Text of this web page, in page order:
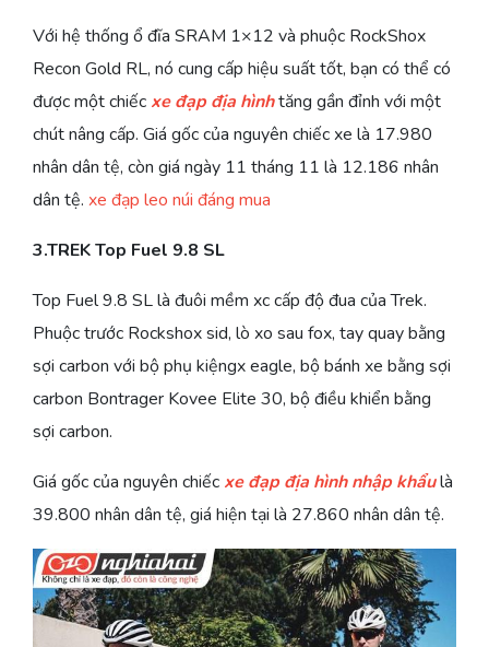
Với hệ thống ổ đĩa SRAM 1×12 và phuộc RockShox
Recon Gold RL, nó cung cấp hiệu suất tốt, bạn có thể có
được một chiếc xe đạp địa hìnhtăng gần đỉnh với một
chút nâng cấp. Giá gốc của nguyên chiếc xe là 17.980
nhân dân tệ, còn giá ngày 11 tháng 11 là 12.186 nhân
dân tệ. xe đạp leo núi đáng mua
3.TREK Top Fuel 9.8 SL
Top Fuel 9.8 SL là đuôi mềm xc cấp độ đua của Trek.
Phuộc trước Rockshox sid, lò xo sau fox, tay quay bằng
sợi carbon với bộ phụ kiệngx eagle, bộ bánh xe bằng sợi
carbon Bontrager Kovee Elite 30, bộ điều khiển bằng
sợi carbon.
Giá gốc của nguyên chiếc xe đạp địa hình nhập khẩulà
39.800 nhân dân tệ, giá hiện tại là 27.860 nhân dân tệ.